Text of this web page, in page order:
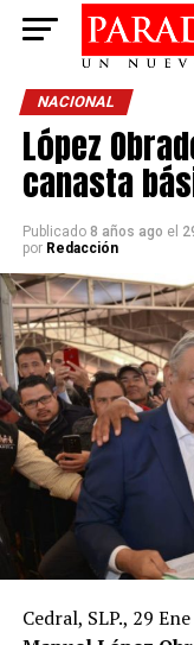
NACIONAL
López
canasta
Publicado 8 años ago el
por Redacción
Cedral, SLP., 29